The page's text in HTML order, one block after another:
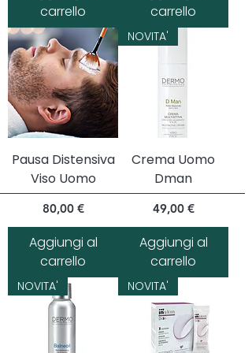
carrello
carrello
Pausa Distensiva
Viso Uomo
Prezzo
80,00 €
Aggiungi al
carrello
NOVITA'
Crema Uomo
Dman
Prezzo
49,00 €
Aggiungi al
carrello
NOVITA' NOVITA'